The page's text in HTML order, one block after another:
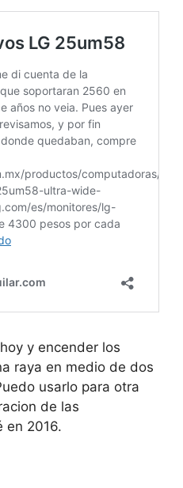
y encender los
raya en medio de dos
usarlo para otra
de las
en 2016.